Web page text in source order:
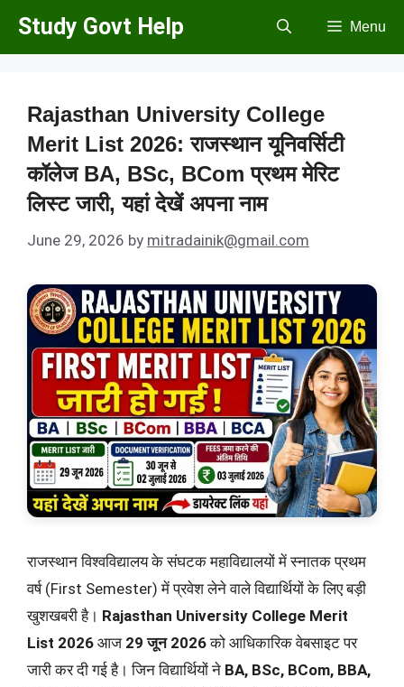
Skip
Study Govt Help Menu
Rajasthan University College
Merit List 2026: राजस्थान यूनिवर्सिटी
कॉलेज BA, BSc, BCom प्रथम मेरिट
लिस्ट जारी, यहां देखें अपना नाम
June 29, 2026 by mitradainik@gmail.com
राजस्थान विश्वविद्यालय के संघटक महाविद्यालयों में स्नातक प्रथम
वर्ष (First Semester) में प्रवेश लेने वाले विद्यार्थियों के लिए बड़ी
खुशखबरी है। Rajasthan University College Merit
List 2026 आज 29 जून 2026को आधिकारिक वेबसाइट पर
जारी कर दी गई है। जिन विद्यार्थियों ने BA, BSc, BCom, BBA,